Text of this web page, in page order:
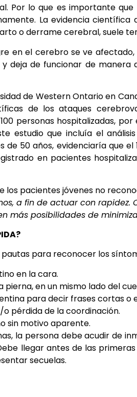
Por lo que es importante
La evidencia científica
o derrame cerebral, suele
en el cerebro se ve
deja de funcionar de manera
de Western Ontario en
de los ataques
personas hospitalizadas,
estudio que incluía el
de 50 años, evidenciaría que
en pacientes
los pacientes jóvenes no
a fin de actuar con rapidez.
más posibilidades de
pautas para reconocer los
en la cara.
en un mismo lado del
para decir frases cortas o
pérdida de la coordinación.
sin motivo aparente.
la persona debe acudir de
llegar antes de las
secuelas.